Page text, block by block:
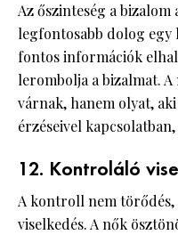
Az őszinteség a bizalom
legfontosabb dolog egy
fontos információk
lerombolja a bizalmat.
várnak, hanem olyat,
érzéseivel
12. Kontroláló
A kontroll nem törődés,
viselkedés. A nők